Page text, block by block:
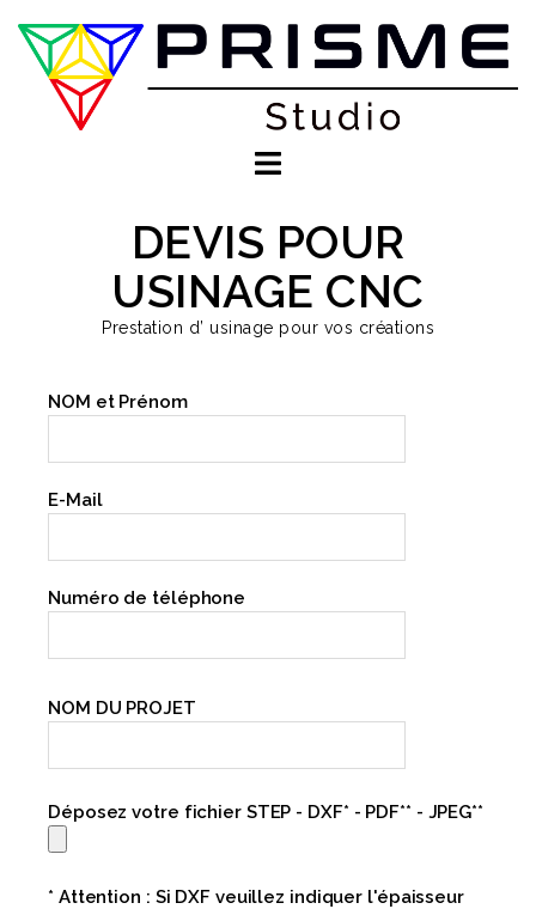
DEVIS POUR
USINAGE CNC
Prestation d’ usinage pour vos créations
NOM et Prénom
E-Mail
Numéro de téléphone
NOM DU PROJET
Déposez votre fichier STEP - DXF* - PDF** - JPEG**
* Attention : Si DXF veuillez indiquer l'épaisseur